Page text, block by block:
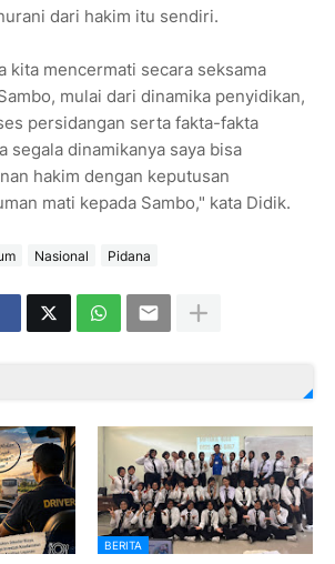
dari hakim itu sendiri.
kita mencermati secara seksama
mulai dari dinamika penyidikan,
persidangan serta fakta-fakta
segala dinamikanya saya bisa
hakim dengan keputusan
mati kepada Sambo," kata Didik.
Nasional Pidana
BERITA